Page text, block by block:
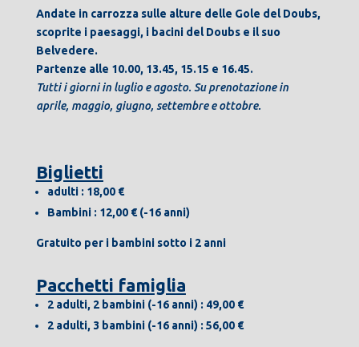
Andate in carrozza sulle alture delle Gole del Doubs,
scoprite i paesaggi, i bacini del Doubs e il suo
Belvedere.
Partenze alle 10.00, 13.45, 15.15 e 16.45.
Tutti i giorni in luglio e agosto. Su prenotazione in
aprile, maggio, giugno, settembre e ottobre.
Biglietti
adulti : 18,00€
Bambini : 12,00 € (-16 anni)
Gratuito per i bambini sotto i 2 anni
Pacchetti famiglia
2 adulti, 2 bambini (-16 anni) : 49,00€
2 adulti, 3 bambini (-16 anni) : 56,00 €